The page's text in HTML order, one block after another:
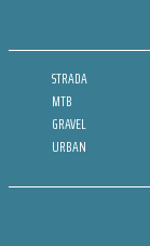
STRADA
MTB
GRAVEL
URBAN